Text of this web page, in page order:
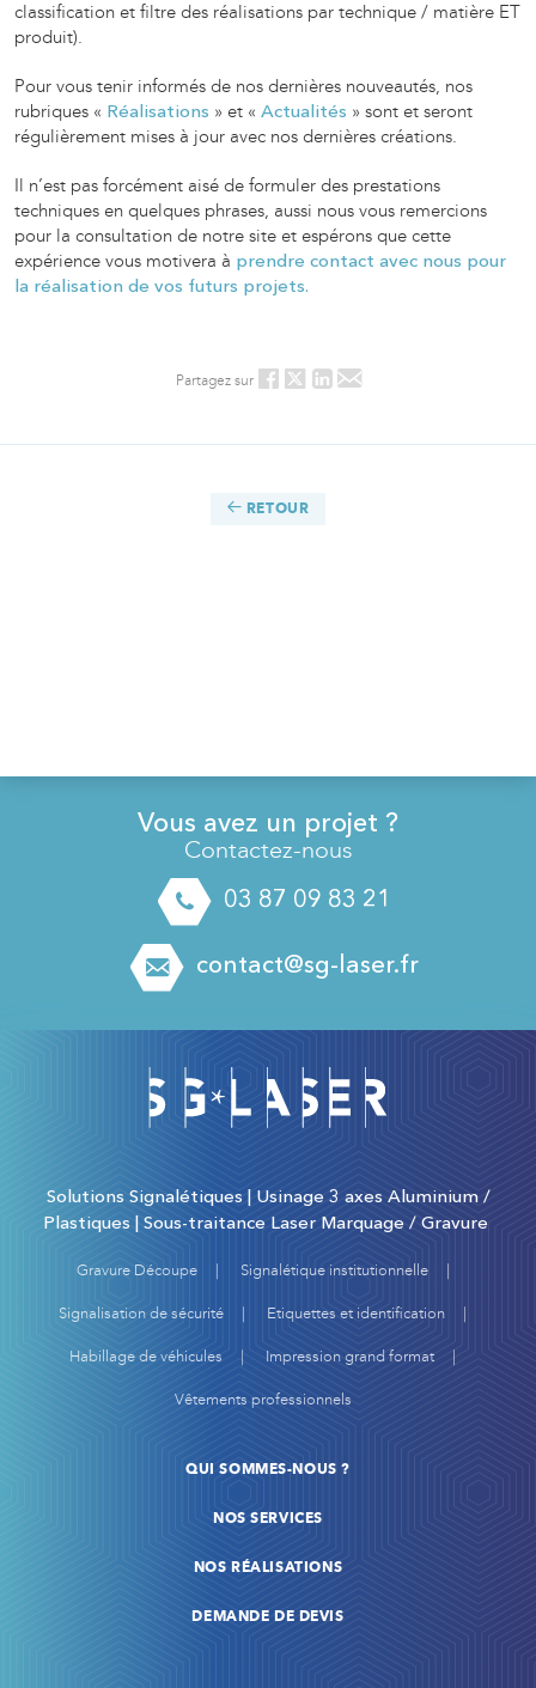
classification et filtre des réalisations par technique / matière ET
produit).
Pour vous tenir informés de nos dernières nouveautés, nos
rubriques « Réalisations » et « Actualités » sont et seront
régulièrement mises à jour avec nos dernières créations.
Il n’est pas forcément aisé de formuler des prestations
techniques en quelques phrases, aussi nous vous remercions
pour la consultation de notre site et espérons que cette
expérience vous motivera à prendre contact avec nous pour
la réalisation de vos futurs projets.
Partagez sur
RETOUR
Vous avez un projet ?
Contactez-nous
03 87 09 83 21
contact@sg-laser.fr
Solutions Signalétiques | Usinage 3 axes Aluminium /
Plastiques | Sous-traitance Laser Marquage / Gravure
Gravure Découpe Signalétique institutionnelle
Signalisation de sécurité Etiquettes et identification
Habillage de véhicules Impression grand format
Vêtements professionnels
QUI SOMMES-NOUS ?
NOS SERVICES
NOS RÉALISATIONS
DEMANDE DE DEVIS